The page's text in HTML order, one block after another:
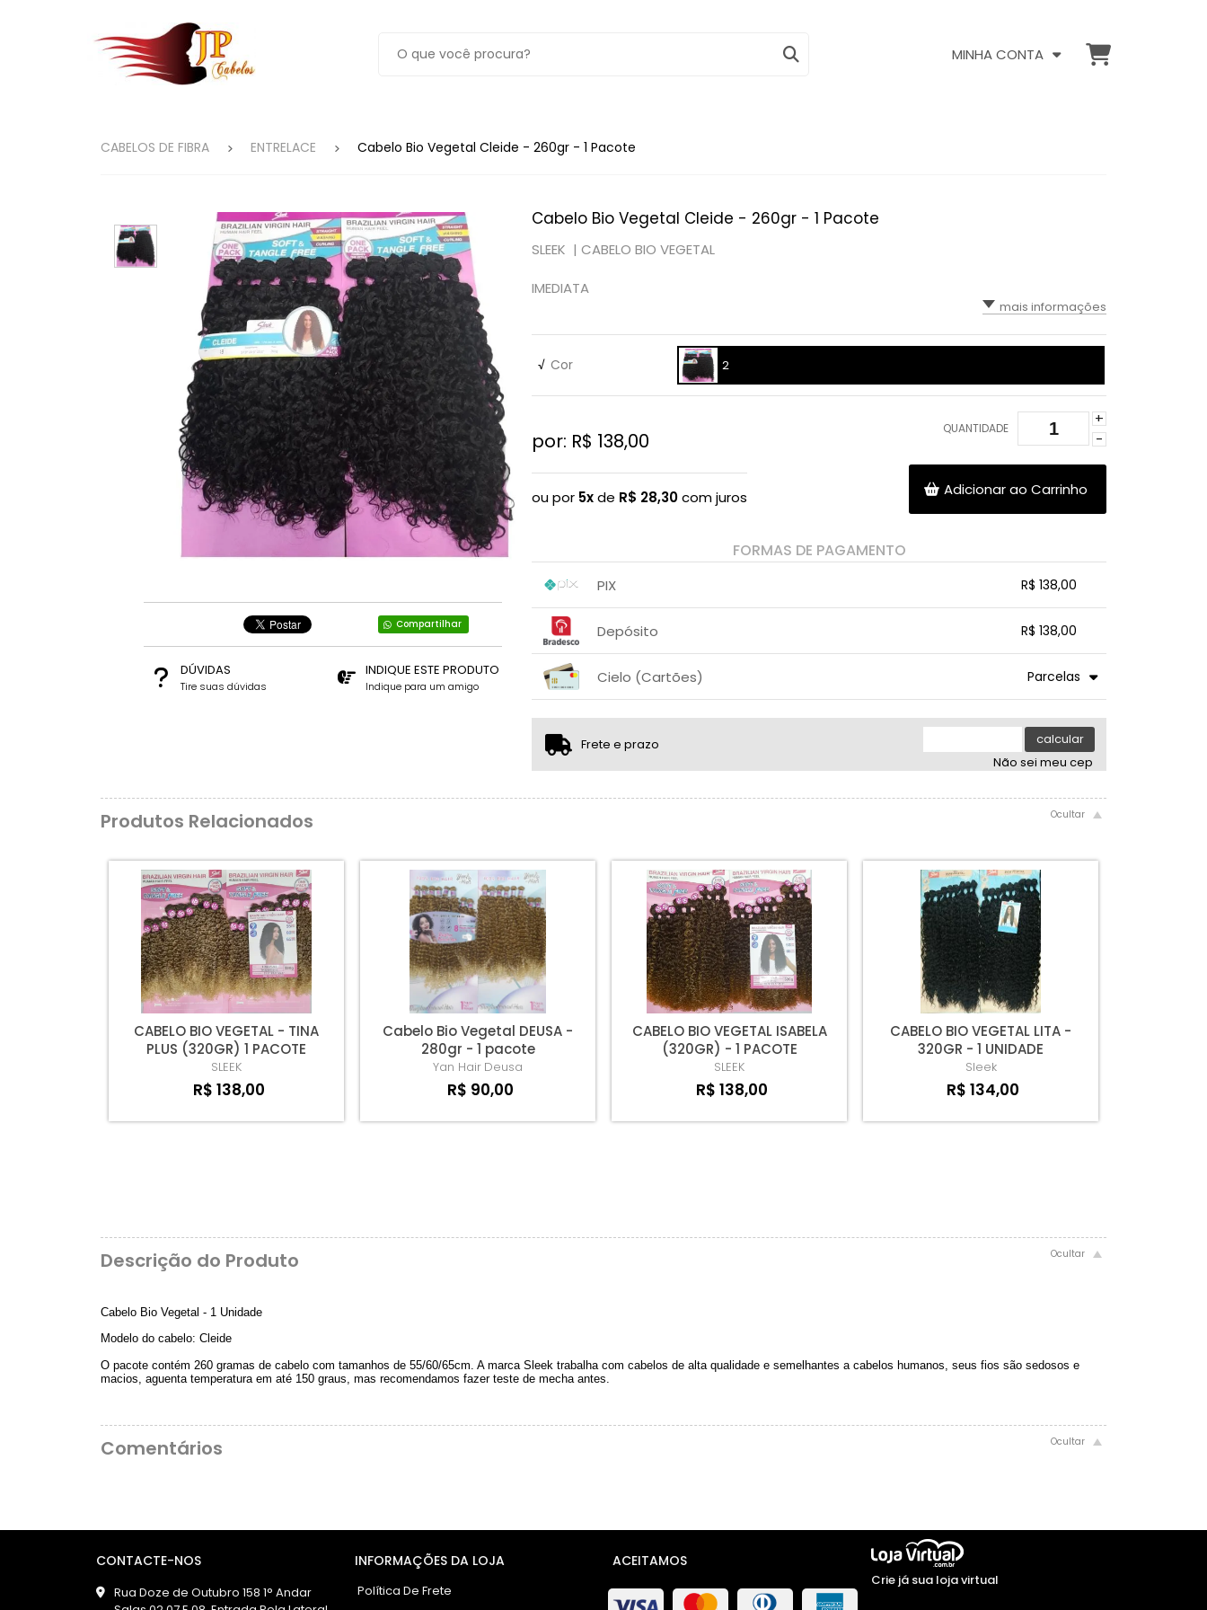
MINHA CONTA
CABELOS DE FIBRA ENTRELACE Cabelo Bio Vegetal Cleide - 260gr - 1 Pacote
Compartilhar
DÚVIDAS
Tire suas dúvidas
INDIQUE ESTE PRODUTO
Indique para um amigo
Cabelo Bio Vegetal Cleide - 260gr - 1 Pacote
SLEEK | CABELO BIO VEGETAL
IMEDIATA
mais informações
√ Cor 2
por: R$ 138,00
ou por 5xde R$ 28,30com juros
QUANTIDADE
+
-
Adicionar ao Carrinho
FORMAS DE PAGAMENTO
PIX
R$ 138,00
Depósito
R$ 138,00
Cielo (Cartões)
Parcelas
3x sem juros de R$ 47,17
.
.
.
.
Frete e prazo
calcular
Não sei meu cep
Produtos Relacionados
CABELO BIO VEGETAL - TINA
PLUS (320GR) 1 PACOTE
SLEEK
R$ 138,00
Cabelo Bio Vegetal DEUSA -
280gr - 1 pacote
Yan Hair Deusa
R$ 90,00
CABELO BIO VEGETAL ISABELA
(320GR) - 1 PACOTE
SLEEK
R$ 138,00
CABELO BIO VEGETAL LITA -
320GR - 1 UNIDADE
Sleek
R$ 134,00
Descrição do Produto
Cabelo Bio Vegetal - 1 Unidade
Modelo do cabelo: Cleide
O pacote contém 260 gramas de cabelo com tamanhos de 55/60/65cm. A marca Sleek trabalha com cabelos de alta qualidade e semelhantes a cabelos humanos, seus fios são sedosos e
macios, aguenta temperatura em até 150 graus, mas recomendamos fazer teste de mecha antes.
Comentários
CONTACTE-NOS
Rua Doze de Outubro 158 1° Andar
INFORMAÇÕES DA LOJA
Política De Frete
ACEITAMOS
Crie já sua loja virtual